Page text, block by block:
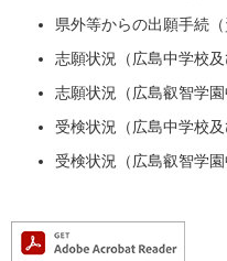
県外等からの出願手続（
志願状況（広島中学校及
志願状況（広島叡智学園
受検状況（広島中学校及
受検状況（広島叡智学園